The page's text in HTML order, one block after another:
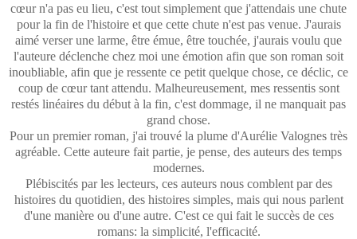
cœur n'a pas eu lieu, c'est tout simplement que j'attendais une chute
pour la fin de l'histoire et que cette chute n'est pas venue. J'aurais
aimé verser une larme, être émue, être touchée, j'aurais voulu que
l'auteure déclenche chez moi une émotion afin que son roman soit
inoubliable, afin que je ressente ce petit quelque chose, ce déclic, ce
coup de cœur tant attendu. Malheureusement, mes ressentis sont
restés linéaires du début à la fin, c'est dommage, il ne manquait pas
grand chose.
Pour un premier roman, j'ai trouvé la plume d'Aurélie Valognes très
agréable. Cette auteure fait partie, je pense, des auteurs des temps
modernes.
Plébiscités par les lecteurs, ces auteurs nous comblent par des
histoires du quotidien, des histoires simples, mais qui nous parlent
d'une manière ou d'une autre. C'est ce qui fait le succès de ces
romans: la simplicité, l'efficacité.